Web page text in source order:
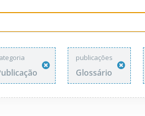
publicações
Glossário